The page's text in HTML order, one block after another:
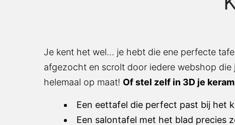
Je kent het wel… je hebt die ene perfecte tafel
en scrolt door iedere webshop die je
Of stel zelf in 3D je keramische droomtafel
Een eettafel die perfect past bij het
Een salontafel met het blad precies